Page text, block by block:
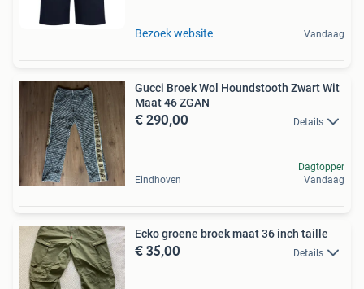
Bezoek website Vandaag
Gucci Broek Wol Houndstooth Zwart Wit
Maat 46 ZGAN
€ 290,00 Details
Eindhoven
Dagtopper
Vandaag
Ecko groene broek maat 36 inch taille
€ 35,00 Details